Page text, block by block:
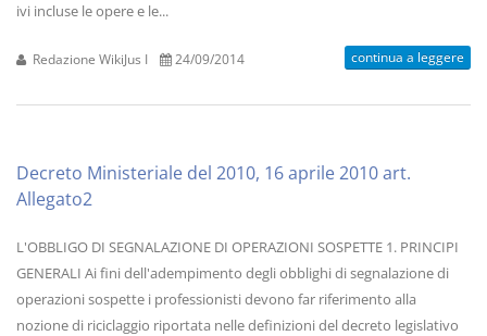
ivi incluse le opere e le...
Redazione WikiJus I 24/09/2014 continua a leggere
Decreto Ministeriale del 2010, 16 aprile 2010 art.
Allegato2
L'OBBLIGO DI SEGNALAZIONE DI OPERAZIONI SOSPETTE 1. PRINCIPI
GENERALI Ai fini dell'adempimento degli obblighi di segnalazione di
operazioni sospette i professionisti devono far riferimento alla
nozione di riciclaggio riportata nelle definizioni del decreto legislativo